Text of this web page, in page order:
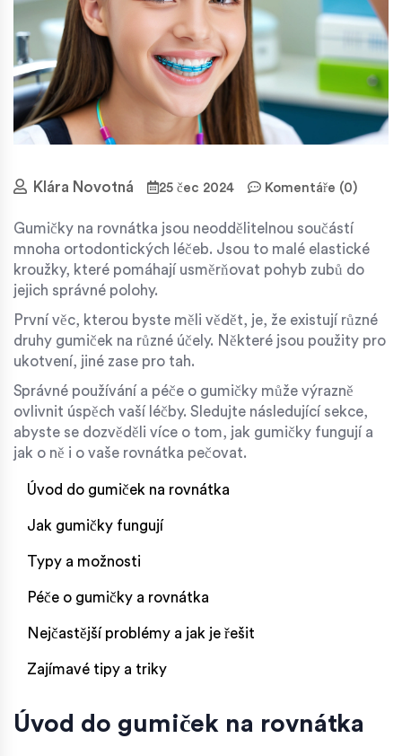
Klára Novotná 25 čec 2024 Komentáře (0)
Gumičky na rovnátka jsou neoddělitelnou součástí
mnoha ortodontických léčeb. Jsou to malé elastické
kroužky, které pomáhají usměrňovat pohyb zubů do
jejich správné polohy.
První věc, kterou byste měli vědět, je, že existují různé
druhy gumiček na různé účely. Některé jsou použity pro
ukotvení, jiné zase pro tah.
Správné používání a péče o gumičky může výrazně
ovlivnit úspěch vaší léčby. Sledujte následující sekce,
abyste se dozvěděli více o tom, jak gumičky fungují a
jak o ně i o vaše rovnátka pečovat.
Úvod do gumiček na rovnátka
Jak gumičky fungují
Typy a možnosti
Péče o gumičky a rovnátka
Nejčastější problémy a jak je řešit
Zajímavé tipy a triky
Úvod do gumiček na rovnátka